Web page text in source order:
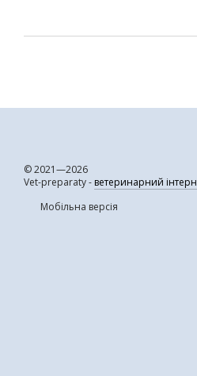
© 2021—2026
Vet-preparaty - ветеринарний
Мобільна версія